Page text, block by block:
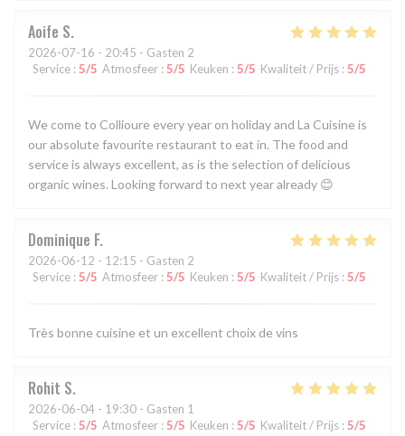
Aoife S
2026-07-16 - 20:45 - Gasten 2
Service : 5/5 Atmosfeer : 5/5 Keuken : 5/5 Kwaliteit / Prijs : 5/5
We come to Collioure every year on holiday and La Cuisine is
our absolute favourite restaurant to eat in. The food and
service is always excellent, as is the selection of delicious
organic wines. Looking forward to next year already 😊
Dominique F
2026-06-12 - 12:15 - Gasten 2
Service : 5/5 Atmosfeer : 5/5 Keuken : 5/5 Kwaliteit / Prijs : 5/5
Très bonne cuisine et un excellent choix de vins
Rohit S
2026-06-04 - 19:30 - Gasten 1
Service : 5/5 Atmosfeer : 5/5 Keuken : 5/5 Kwaliteit / Prijs : 5/5